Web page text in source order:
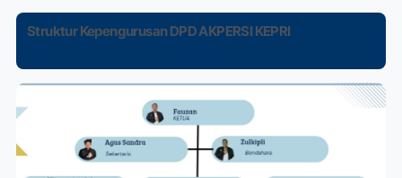
Struktur Kepengurusan DPD AKPERSI KEPRI